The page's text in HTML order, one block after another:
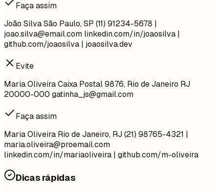
Faça assim
João Silva São Paulo, SP (11) 91234-5678 |
joao.silva@email.com linkedin.com/in/joaosilva |
github.com/joaosilva | joaosilva.dev
Evite
Maria Oliveira Caixa Postal 9876, Rio de Janeiro RJ
20000-000 gatinha_js@gmail.com
Faça assim
Maria Oliveira Rio de Janeiro, RJ (21) 98765-4321 |
maria.oliveira@proemail.com
linkedin.com/in/mariaoliveira | github.com/m-oliveira
Dicas rápidas